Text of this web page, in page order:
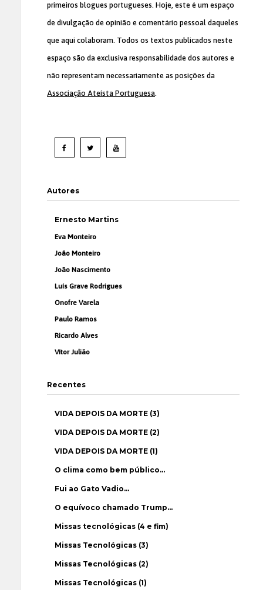
primeiros blogues portugueses. Hoje, este é um espaço
de divulgação de opinião e comentário pessoal daqueles
que aqui colaboram. Todos os textos publicados neste
espaço são da exclusiva responsabilidade dos autores e
não representam necessariamente as posições da
Associação Ateísta Portuguesa.
Autores
Ernesto Martins
Eva Monteiro
João Monteiro
João Nascimento
Luís Grave Rodrigues
Onofre Varela
Paulo Ramos
Ricardo Alves
Vítor Julião
Recentes
VIDA DEPOIS DA MORTE (3)
VIDA DEPOIS DA MORTE (2)
VIDA DEPOIS DA MORTE (1)
O clima como bem público…
Fui ao Gato Vadio…
O equívoco chamado Trump…
Missas tecnológicas (4 e fim)
Missas Tecnológicas (3)
Missas Tecnológicas (2)
Missas Tecnológicas (1)